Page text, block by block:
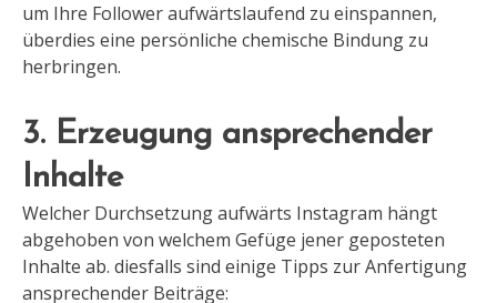
um Ihre Follower aufwärtslaufend zu einspannen,
überdies eine persönliche chemische Bindung zu
herbringen.
3. Erzeugung ansprechender
Inhalte
Welcher Durchsetzung aufwärts Instagram hängt
abgehoben von welchem Gefüge jener geposteten
Inhalte ab. diesfalls sind einige Tipps zur Anfertigung
ansprechender Beiträge: